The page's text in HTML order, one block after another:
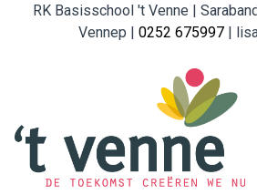
RK Basisschool 't Venne |
Vennep | 0252 675997 |
Home
De school